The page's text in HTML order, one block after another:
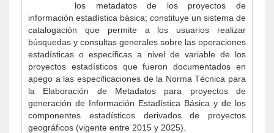
los metadatos de los proyectos de
información estadística básica; constituye un sistema de
catalogación que permite a los usuarios realizar
búsquedas y consultas generales sobre las operaciones
estadísticas o específicas a nivel de variable de los
proyectos estadísticos que fueron documentados en
apego a las especificaciones de la Norma Técnica para
la Elaboración de Metadatos para proyectos de
generación de Información Estadística Básica y de los
componentes estadísticos derivados de proyectos
geográficos (vigente entre 2015 y 2025).